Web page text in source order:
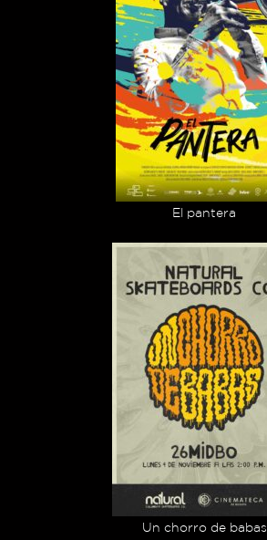
El pantera
Un chorro de babas